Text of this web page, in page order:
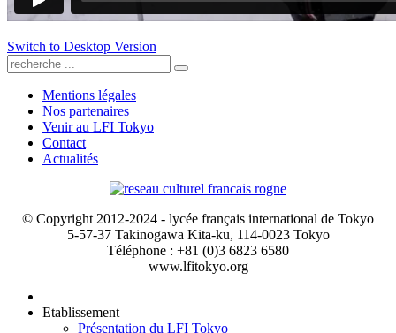
Switch to Desktop Version
Mentions légales
Nos partenaires
Venir au LFI Tokyo
Contact
Actualités
© Copyright 2012-2024 - lycée français international de Tokyo
5-57-37 Takinogawa Kita-ku, 114-0023 Tokyo
Téléphone : +81 (0)3 6823 6580
www.lfitokyo.org
Etablissement
Présentation du LFI Tokyo